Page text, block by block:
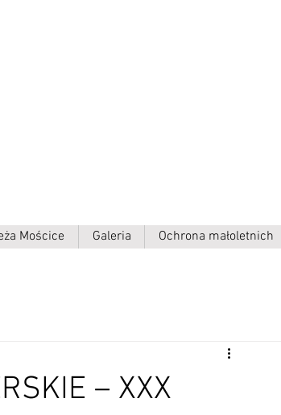
Mościce Galeria Ochrona małoletnich
– XXX